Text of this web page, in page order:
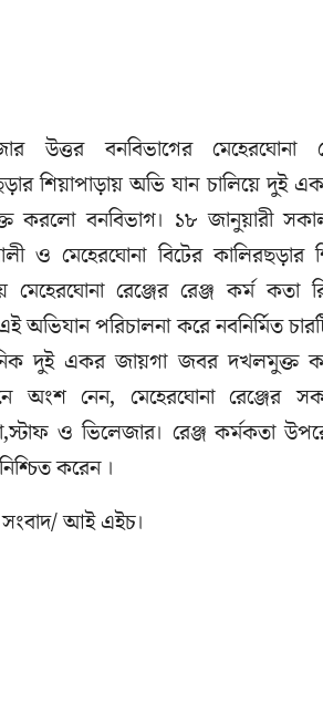
উত্তর বনবিভাগের মেহেরঘোনা
শিয়াপাড়ায় অভি যান চালিয়ে দুই
করলো বনবিভাগ। ১৮ জানুয়ারী
ও মেহেরঘোনা বিটের কালিরছড়ার
মেহেরঘোনা রেঞ্জের রেঞ্জ কর্ম কতা
অভিযান পরিচালনা করে নবনির্মিত
দুই একর জায়গা জবর দখলমুক্ত
অংশ নেন, মেহেরঘোনা রেঞ্জের
ও ভিলেজার। রেঞ্জ কর্মকতা
করেন ।
সংবাদ/ আই এইচ।